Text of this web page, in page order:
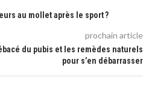
au mollet après le sport ?
prochain article
du pubis et les remèdes naturels
pour s’en débarrasser